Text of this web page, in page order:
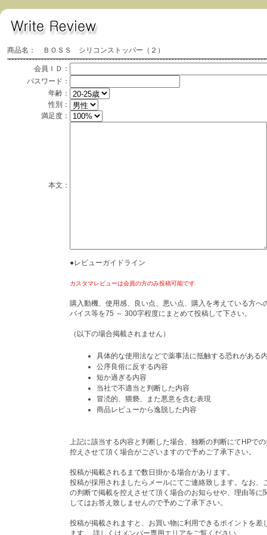
商品名： ＢＯＳＳ シリコンストッパー（２）
会員ＩＤ：
パスワード：
年齢：
性別：
満足度：
本文：
●レビューガイドライン
カスタマレビューは会員の方のみ投稿可能です
購入動機、使用感、良い点、悪い点、購入を考えている方へ
バイス等を75 ～ 300字程度にまとめて投稿して下さい。
（以下の場合掲載されません）
具体的な使用法などで薬事法に抵触する恐れがある
公序良俗に反する内容
短か過ぎる内容
当社で不適当と判断した内容
冒涜的、猥褻、また悪意を含む表現
商品レビューから逸脱した内容
上記に該当する内容と判断した場合、独断の判断にてHPで
控えさせて頂く場合がございますので予めご了承下さい。
投稿が掲載されるまで数日掛かる場合があります。
投稿が採用されましたらメールにてご連絡致します。なお、
の判断で掲載を控えさせて頂く場合のお知らせや、理由等に
してはお答え致しませんので予めご了承下さい。
投稿が掲載されますと、お買い物に利用できるポイントを差
ます。 詳しくはメンバー専用エリアをご覧ください